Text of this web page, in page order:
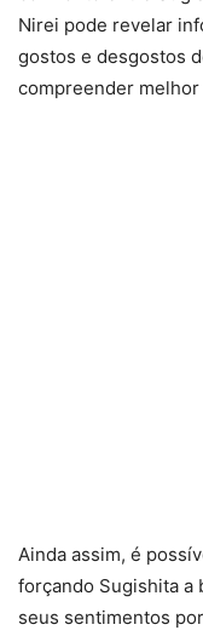
Nirei pode revelar
gostos e desgostos
compreender
Ainda assim, é
forçando Sugishita a
seus sentimentos